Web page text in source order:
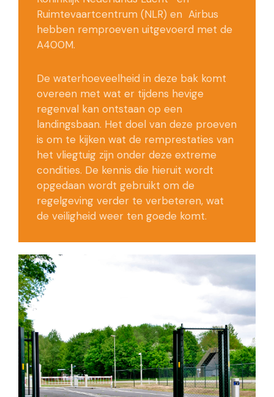
Ruimtevaartcentrum (NLR) en Airbus
hebben remproeven uitgevoerd met de
A400M.
De waterhoeveelheid in deze bak komt
overeen met wat er tijdens hevige
regenval kan ontstaan op een
landingsbaan. Het doel van deze proeven
is om te kijken wat de remprestaties van
het vliegtuig zijn onder deze extreme
condities. De kennis die hieruit wordt
opgedaan wordt gebruikt om de
regelgeving verder te verbeteren, wat
de veiligheid weer ten goede komt.